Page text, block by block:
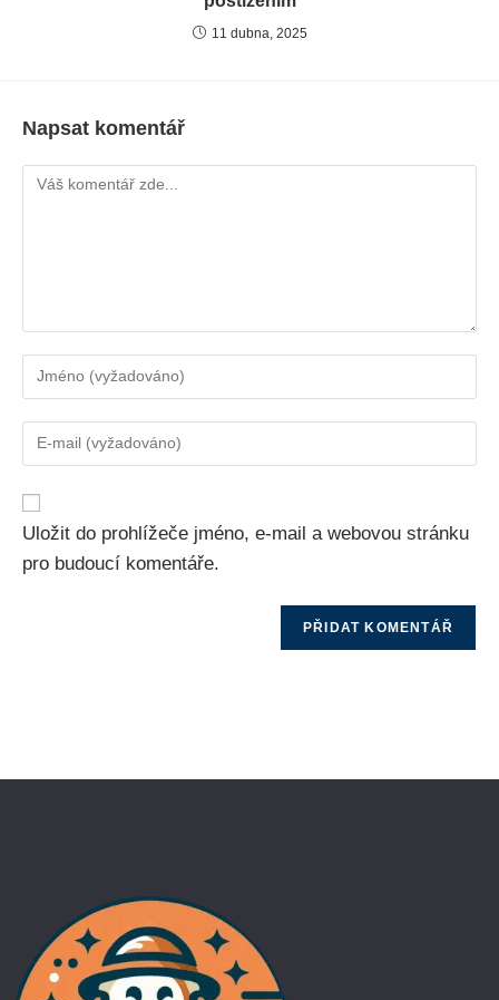
11 dubna, 2025
Napsat komentář
Uložit do prohlížeče jméno, e-mail a webovou stránku
pro budoucí komentáře.